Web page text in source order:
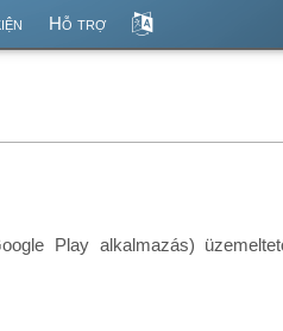
Hỗ trợ
Play alkalmazás)